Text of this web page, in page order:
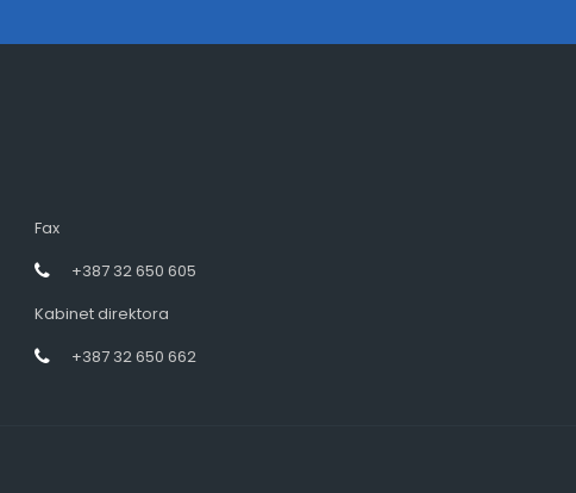
Fax
+387 32 650 605
Kabinet direktora
+387 32 650 662